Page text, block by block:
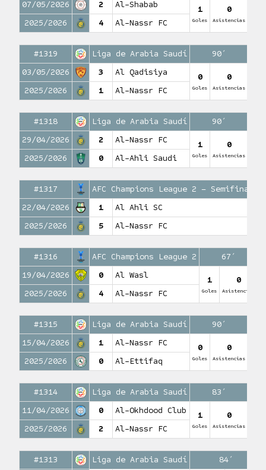
07/05/2026
2 Al-Shabab 1
Goles
0
Asistencias
2025/2026 4 Al-Nassr FC
#1319 Liga de Arabia Saudí
90′
03/05/2026
3 Al Qadisiya 0
Goles
0
Asistencias
2025/2026 1 Al-Nassr FC
#1318 Liga de Arabia Saudí
90′
29/04/2026
2 Al-Nassr FC 1
Goles
0
Asistencias
2025/2026 0 Al-Ahli Saudi
#1317
AFC Champions League 2 – Semifinales
22/04/2026
1
Al Ahli SC
2025/2026
5 Al-Nassr FC
#1316 AFC Champions League 2
67′
19/04/2026
0 Al Wasl 1
Goles
0
Asistencias
2025/2026 4 Al-Nassr FC
#1315 Liga de Arabia Saudí
90′
15/04/2026
1 Al-Nassr FC 0
Goles
0
Asistencias
2025/2026 0 Al-Ettifaq
#1314 Liga de Arabia Saudí
83′
11/04/2026
0 Al-Okhdood Club 1
Goles
0
Asistencias
2025/2026 2 Al-Nassr FC
#1313 Liga de Arabia Saudí
84′